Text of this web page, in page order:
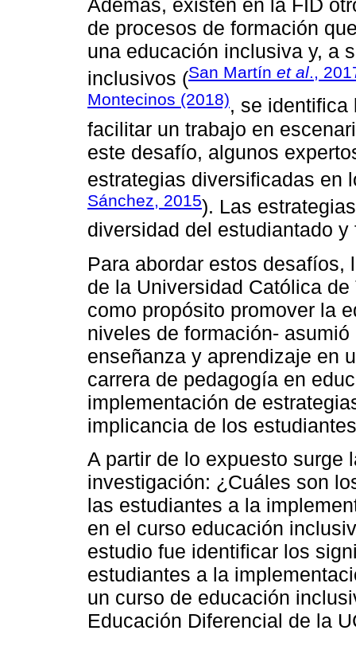
Además, existen en la FID
de procesos de formación
una educación inclusiva y, a
inclusivos (San Martín et al.,
Montecinos (2018), se identifica
facilitar un trabajo en
este desafío, algunos
estrategias diversificadas en
Sánchez, 2015). Las
diversidad del estudiantado
Para abordar estos desafíos,
de la Universidad Católica
como propósito promover la
niveles de formación-
enseñanza y aprendizaje en
carrera de pedagogía en
implementación de
implicancia de los
A partir de lo expuesto surge
investigación: ¿Cuáles son
las estudiantes a la
en el curso educación
estudio fue identificar los
estudiantes a la
un curso de educación
Educación Diferencial de la